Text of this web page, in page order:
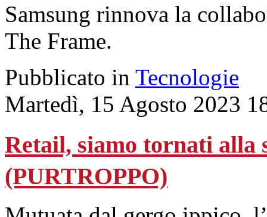
Samsung rinnova la
The Frame.
Pubblicato in Tecnologie
Martedì, 15 Agosto 2023
Retail, siamo tornati alla
(PURTROPPO)